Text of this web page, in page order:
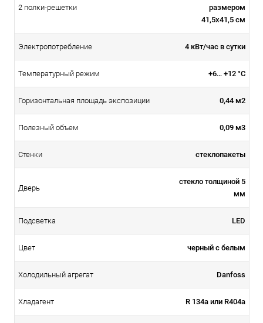
2 полки-решетки
размером
41,5х41,5 см
Электропотребление 4 кВт/час в сутки
Температурный режим +6… +12 °C
Горизонтальная площадь экспозиции 0,44 м2
Полезный объем 0,09 м3
Стенки стеклопакеты
Дверь
стекло толщиной 5
мм
Подсветка LED
Цвет черный с белым
Холодильный агрегат Danfoss
Хладагент R 134а или R404a